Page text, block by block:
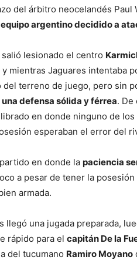
del árbitro neocelandés Paul
argentino decidido a
lesionado el centro
y mientras Jaguares intentaba
del terreno de juego, pero sin
defensa sólida y férrea. De
en donde ninguno de
esperaban el error del
en donde la paciencia
a pesar de tener la
armada.
llegó una jugada preparada,
rápido para el capitán De la
del tucumano Ramiro Moyano